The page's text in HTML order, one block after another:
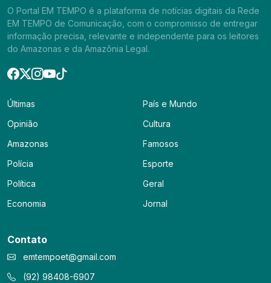
O Portal EM TEMPO é a plataforma de notícias digitais da Rede
EM TEMPO de Comunicação, com o compromisso de entregar
informação precisa, relevante e independente para os leitores
do Amazonas e da Amazônia Legal.
Últimas
Opinião
Amazonas
Polícia
Política
Economia
País e Mundo
Cultura
Famosos
Esporte
Geral
Jornal
Contato
emtempoet@gmail.com
(92) 98408-6907